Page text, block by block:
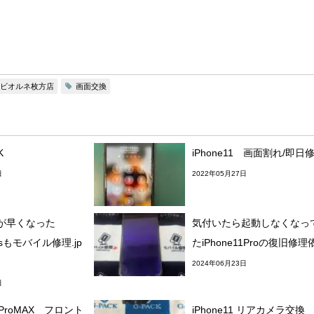
ビオルネ枚方店 画面交換
iPhone11 画面割れ/即日
2022年05月27日
早くなった
モバイル修理.jp
気付いたら起動しなくなっ
たiPhone11Proの復旧修理
2024年06月23日
フロント iPhone11 リアカメラ交換